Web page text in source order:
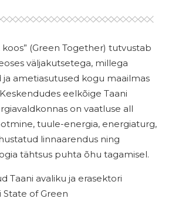
koos” (Green Together) tutvustab
väljakutsetega, millega
ametiasutused kogu maailmas
eelkõige Taani
on vaatluse all
tuule-energia, energiaturg,
linnaarendus ning
tähtsus puhta õhu tagamisel.
Taani avaliku ja erasektori
of Green